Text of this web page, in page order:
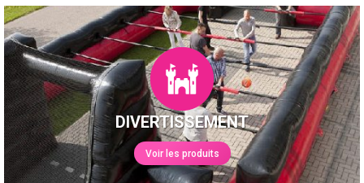
DIVERTISSEMENT
Voir les produits